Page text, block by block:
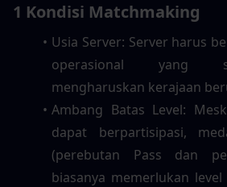
1 Kondisi Matchmaking
Usia Server: Server harus
operasional yang
mengharuskan kerajaan
Ambang Batas Level:
dapat berpartisipasi,
(perebutan Pass dan
biasanya memerlukan